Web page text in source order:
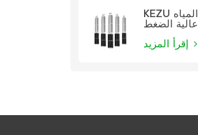
KEZU إبرة قياس المياه
عالية الضغط